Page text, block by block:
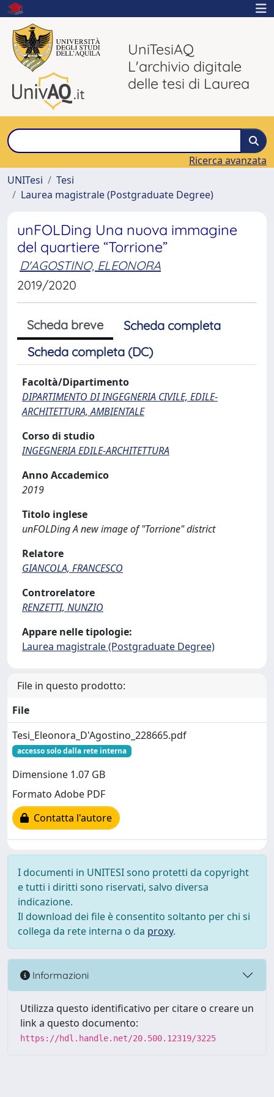
UniTesiAQ
L'archivio digitale
delle tesi di Laurea
Ricerca avanzata
UNITesi
Tesi
Laurea magistrale (Postgraduate Degree)
unFOLDing Una nuova immagine
del quartiere “Torrione”
D'AGOSTINO, ELEONORA
2019/2020
Scheda breve
Scheda completa
Scheda completa (DC)
Facoltà/Dipartimento
DIPARTIMENTO DI INGEGNERIA CIVILE, EDILE-
ARCHITETTURA, AMBIENTALE
Corso di studio
INGEGNERIA EDILE-ARCHITETTURA
Anno Accademico
2019
Titolo inglese
unFOLDing A new image of "Torrione" district
Relatore
GIANCOLA, FRANCESCO
Controrelatore
RENZETTI, NUNZIO
Appare nelle tipologie:
Laurea magistrale (Postgraduate Degree)
File in questo prodotto:
File
Tesi_Eleonora_D'Agostino_228665.pdf
accesso solo dalla rete interna
Dimensione 1.07 GB
Formato Adobe PDF
Contatta l'autore
I documenti in UNITESI sono protetti da copyright
e tutti i diritti sono riservati, salvo diversa
indicazione.
Il download dei file è consentito soltanto per chi si
collega da rete interna o da proxy.
Informazioni
Utilizza questo identificativo per citare o creare un
link a questo documento:
https://hdl.handle.net/20.500.12319/3225